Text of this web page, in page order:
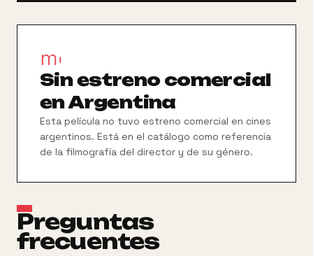
movie_filter
Sin estreno comercial
en Argentina
Esta película no tuvo estreno comercial en cines
argentinos. Está en el catálogo como referencia
de la filmografía del director y de su género.
Preguntas
frecuentes